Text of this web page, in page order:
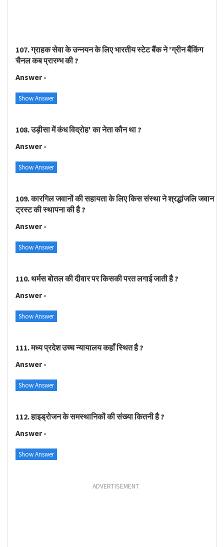
107. ग्राहक सेवा के उन्नयन के लिए भारतीय स्टेट बैंक ने 'ग्रीन बैंकिंग
चैनल कब प्रारम्भ की ?
Answer -
Show Answer
108. उड़ीसा में कंध विद्रोह' का नेता कौन था ?
Answer -
Show Answer
109. कारगिल जवानों की सहायता के लिए किस संस्था ने श्रद्धांजलि जवान
ट्रस्ट की स्थापना की है ?
Answer -
Show Answer
110. थर्मस बोतल की दीवार पर किसकी परत लगाई जाती है ?
Answer -
Show Answer
111. मध्य प्रदेश उच्च न्यायालय कहाँ स्थित है ?
Answer -
Show Answer
112. हाइड्रोजन के समस्थानिकों की संख्या कितनी है ?
Answer -
Show Answer
ADVERTISEMENT